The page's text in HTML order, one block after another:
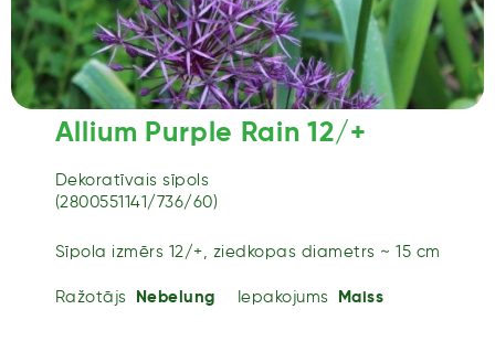
Allium Purple Rain 12/+
Dekoratīvais sīpols
(2800551141/736/60)
Sīpola izmērs 12/+, ziedkopas diametrs ~ 15 cm
Ražotājs Nebelung Iepakojums Maiss